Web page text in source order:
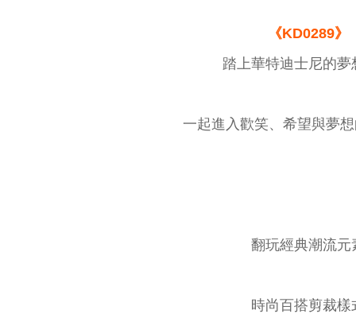
《KD0289》
踏上華特迪士尼的夢
一起進入歡笑、希望與夢
翻玩經典潮流元
時尚百搭剪裁樣